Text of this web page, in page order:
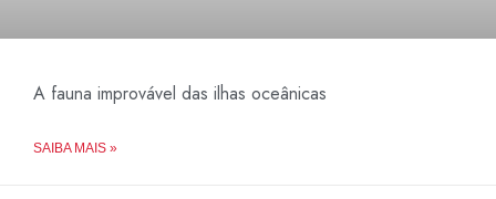
A fauna improvável das ilhas oceânicas
SAIBA MAIS »